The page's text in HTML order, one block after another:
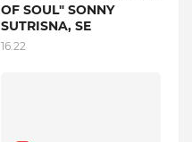
OF SOUL" SONNY
SUTRISNA, SE
16.22